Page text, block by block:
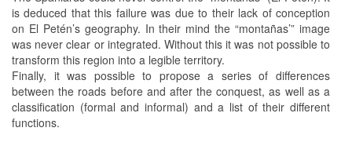
is deduced that this failure was due to their lack of conception
on El Petén’s geography. In their mind the “montañas’” image
was never clear or integrated. Without this it was not possible to
transform this region into a legible territory.
Finally, it was possible to propose a series of differences
between the roads before and after the conquest, as well as a
classification (formal and informal) and a list of their different
functions.